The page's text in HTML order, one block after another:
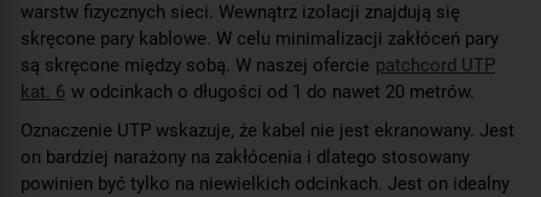
warstw fizycznych sieci. Wewnątrz izolacji znajdują się
skręcone pary kablowe. W celu minimalizacji zakłóceń pary
są skręcone między sobą. W naszej ofercie patchcord UTP
kat. 6 w odcinkach o długości od 1 do nawet 20 metrów.
Oznaczenie UTP wskazuje, że kabel nie jest ekranowany. Jest
on bardziej narażony na zakłócenia i dlatego stosowany
powinien być tylko na niewielkich odcinkach. Jest on idealny